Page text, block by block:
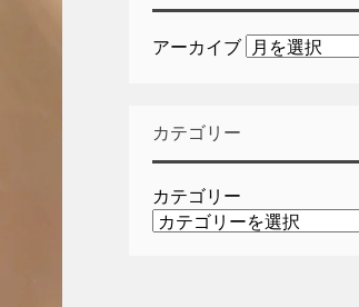
アーカイブ
カテゴリー
カテゴリー